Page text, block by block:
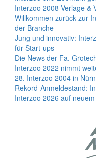
Interzoo 2008 Verlage &
Willkommen zurück zur
der Branche
Jung und innovativ:
für Start-ups
Die News der Fa.
Interzoo 2022 nimmt
28. Interzoo 2004 in
Rekord-Anmeldestand:
Interzoo 2026 auf